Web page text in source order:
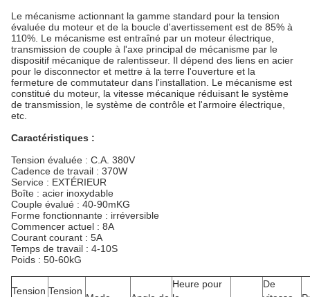
Le mécanisme actionnant la gamme standard pour la tension
évaluée du moteur et de la boucle d'avertissement est de 85% à
110%. Le mécanisme est entraîné par un moteur électrique,
transmission de couple à l'axe principal de mécanisme par le
dispositif mécanique de ralentisseur. Il dépend des liens en acier
pour le disconnector et mettre à la terre l'ouverture et la
fermeture de commutateur dans l'installation. Le mécanisme est
constitué du moteur, la vitesse mécanique réduisant le système
de transmission, le système de contrôle et l'armoire électrique,
etc.
Caractéristiques :
Tension évaluée : C.A. 380V
Cadence de travail : 370W
Service : EXTÉRIEUR
Boîte : acier inoxydable
Couple évalué : 40-90mKG
Forme fonctionnante : irréversible
Commencer actuel : 8A
Courant courant : 5A
Temps de travail : 4-10S
Poids : 50-60kG
Tension Tension
Heure pour
De